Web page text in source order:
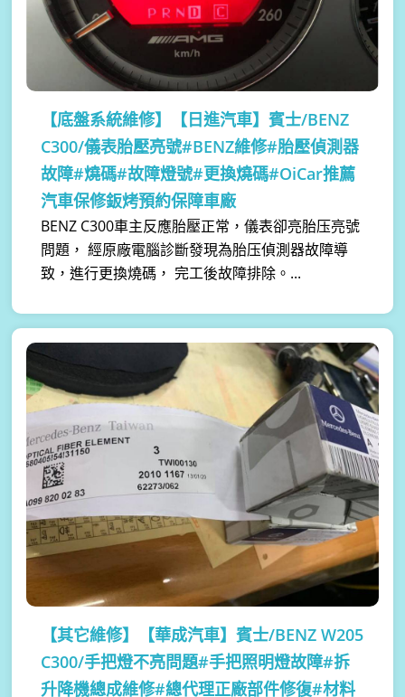
【底盤系統維修】
【日進汽車】賓士/BENZ
C300/儀表胎壓亮號#BENZ維修#胎壓偵測器
故障#燒碼#故障燈號#更換燒碼#OiCar推薦
汽車保修鈑烤預約保障車廠
BENZ C300車主反應胎壓正常，儀表卻亮胎压亮號
問題， 經原廠電腦診斷發現為胎压偵測器故障導
致，進行更換燒碼， 完工後故障排除。...
【其它維修】
【華成汽車】賓士/BENZ W205
C300/手把燈不亮問題#手把照明燈故障#拆
升降機總成維修#總代理正廠部件修復#材料